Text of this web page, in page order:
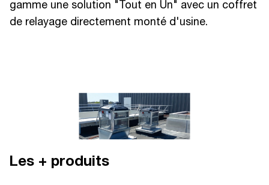
gamme une solution "Tout en Un" avec un coffret
de relayage directement monté d'usine.
Les + produits